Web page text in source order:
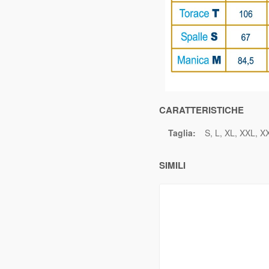
CARATTERISTICHE
Taglia: S L XL XXL
SIMILI